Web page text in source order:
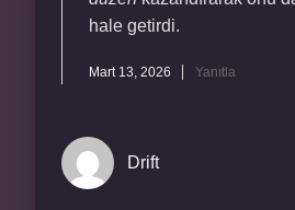
hale getirdi.
Mart 13, 2026 Yanıtla
Drift